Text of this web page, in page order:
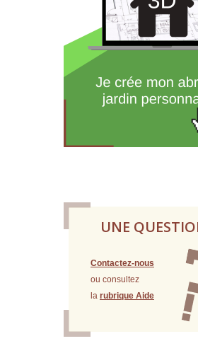
UNE
Contactez-nous
ou consultez
la rubrique Aide